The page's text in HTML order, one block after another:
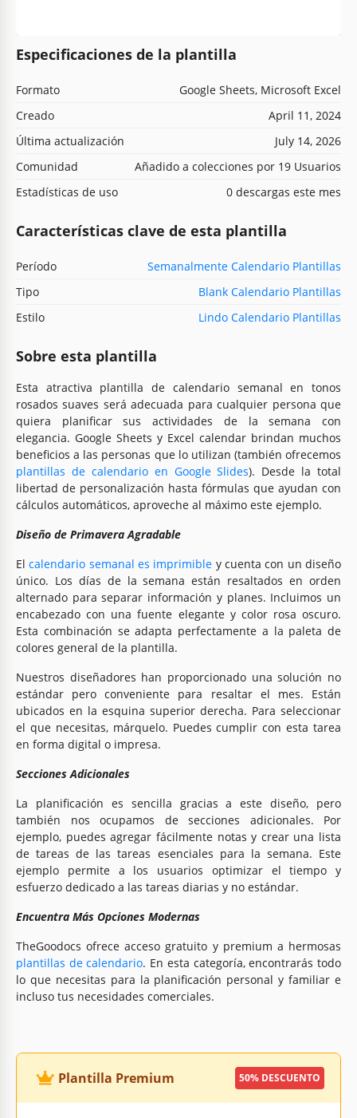
Especificaciones de la plantilla
Formato
Google Sheets, Microsoft Excel
Creado
April 11, 2024
Última actualización
July 14, 2026
Comunidad
Añadido a colecciones por 19 Usuarios
Estadísticas de uso
0 descargas este mes
Características clave de esta plantilla
Período
Semanalmente Calendario Plantillas
Tipo
Blank Calendario Plantillas
Estilo
Lindo Calendario Plantillas
Sobre esta plantilla
Esta atractiva plantilla de calendario semanal en tonos
rosados suaves será adecuada para cualquier persona que
quiera planificar sus actividades de la semana con
elegancia. Google Sheets y Excel calendar brindan muchos
beneficios a las personas que lo utilizan (también ofrecemos
plantillas de calendario en Google Slides). Desde la total
libertad de personalización hasta fórmulas que ayudan con
cálculos automáticos, aproveche al máximo este ejemplo.
Diseño de Primavera Agradable
Elcalendario semanal es imprimible y cuenta con un diseño
único. Los días de la semana están resaltados en orden
alternado para separar información y planes. Incluimos un
encabezado con una fuente elegante y color rosa oscuro.
Esta combinación se adapta perfectamente a la paleta de
colores general de la plantilla.
Nuestros diseñadores han proporcionado una solución no
estándar pero conveniente para resaltar el mes. Están
ubicados en la esquina superior derecha. Para seleccionar
el que necesitas, márquelo. Puedes cumplir con esta tarea
en forma digital o impresa.
Secciones Adicionales
La planificación es sencilla gracias a este diseño, pero
también nos ocupamos de secciones adicionales. Por
ejemplo, puedes agregar fácilmente notas y crear una lista
de tareas de las tareas esenciales para la semana. Este
ejemplo permite a los usuarios optimizar el tiempo y
esfuerzo dedicado a las tareas diarias y no estándar.
Encuentra Más Opciones Modernas
TheGoodocs ofrece acceso gratuito y premium a hermosas
plantillas de calendario. En esta categoría, encontrarás todo
lo que necesitas para la planificación personal y familiar e
incluso tus necesidades comerciales.
Plantilla Premium 50% DESCUENTO